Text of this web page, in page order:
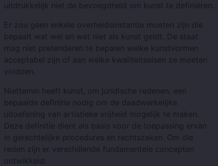
uitdrukkelijk niet de bevoegdheid om kunst te definiëren.
Er zou geen enkele overheidsinstantie moeten zijn die
bepaalt wat wel en wat niet als kunst geldt. De staat
mag niet pretenderen te bepalen welke kunstvormen
acceptabel zijn of aan welke kwaliteitseisen ze moeten
voldoen.
Niettemin heeft kunst, om juridische redenen, een
bepaalde definitie nodig om de daadwerkelijke
uitoefening van artistieke vrijheid mogelijk te maken.
Deze definitie dient als basis voor de toepassing ervan
in gerechtelijke procedures en rechtszaken. Om die
reden zijn er verschillende fundamentele concepten
ontwikkeld: